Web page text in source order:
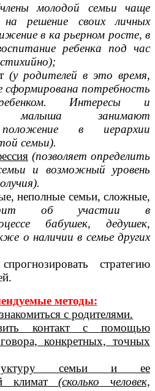
молодой семьи чаще
на решение своих личных
в ка рьерном росте, в
ребенка под час
(у родителей в это время,
сформирована потребность
Интересы и
малыша занимают
в иерархии
семьи).
(позволяет определить
и возможный уровень
неполные семьи, сложные,
об участии в
бабушек, дедушек,
о наличии в семье других
стратегию
методы:
с родителями.
контакт с помощью
конкретных, точных
семьи и ее
климат(сколько человек,